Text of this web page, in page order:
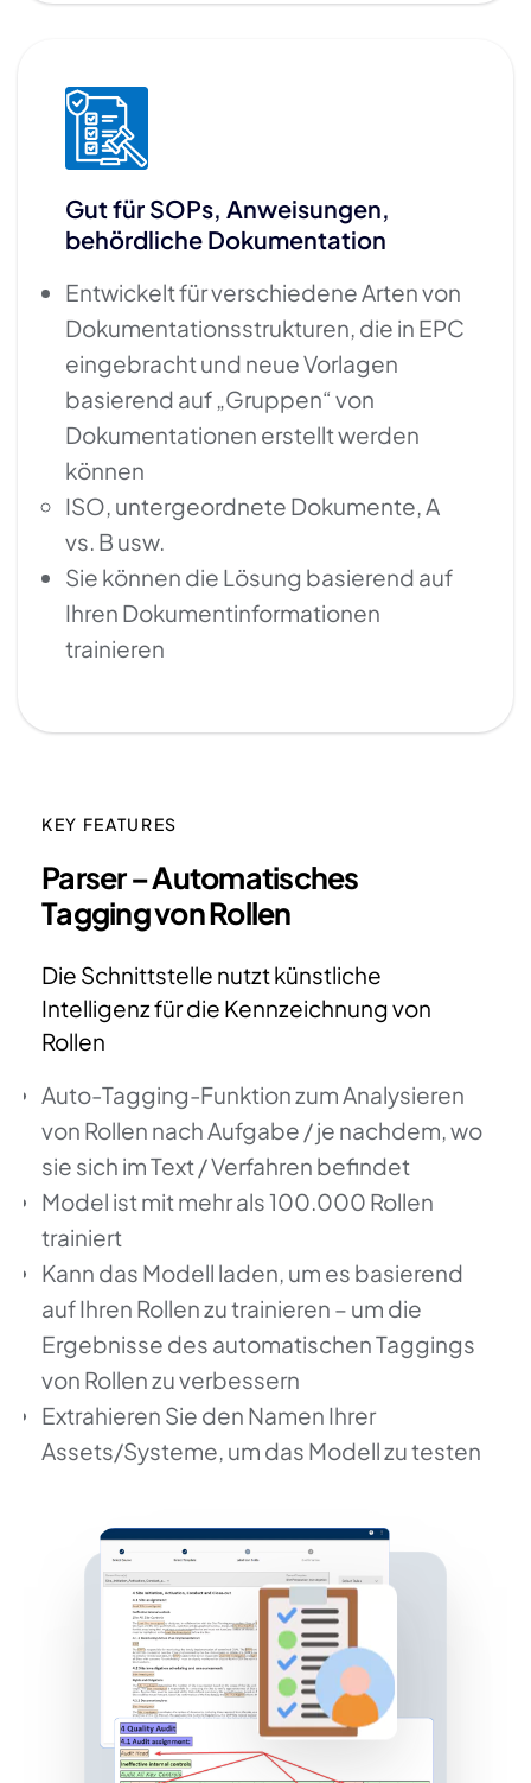
Gut für SOPs, Anweisungen,
behördliche Dokumentation
Entwickelt für verschiedene Arten von
Dokumentationsstrukturen, die in EPC
eingebracht und neue Vorlagen
basierend auf „Gruppen“ von
Dokumentationen erstellt werden
können
ISO, untergeordnete Dokumente, A
vs. B usw.
Sie können die Lösung basierend auf
Ihren Dokumentinformationen
trainieren
KEY FEATURES
Parser – Automatisches
Tagging von Rollen
Die Schnittstelle nutzt künstliche
Intelligenz für die Kennzeichnung von
Rollen
Auto-Tagging-Funktion zum Analysieren
von Rollen nach Aufgabe / je nachdem, wo
sie sich im Text / Verfahren befindet
Model ist mit mehr als 100.000 Rollen
trainiert
Kann das Modell laden, um es basierend
auf Ihren Rollen zu trainieren – um die
Ergebnisse des automatischen Taggings
von Rollen zu verbessern
Extrahieren Sie den Namen Ihrer
Assets/Systeme, um das Modell zu testen